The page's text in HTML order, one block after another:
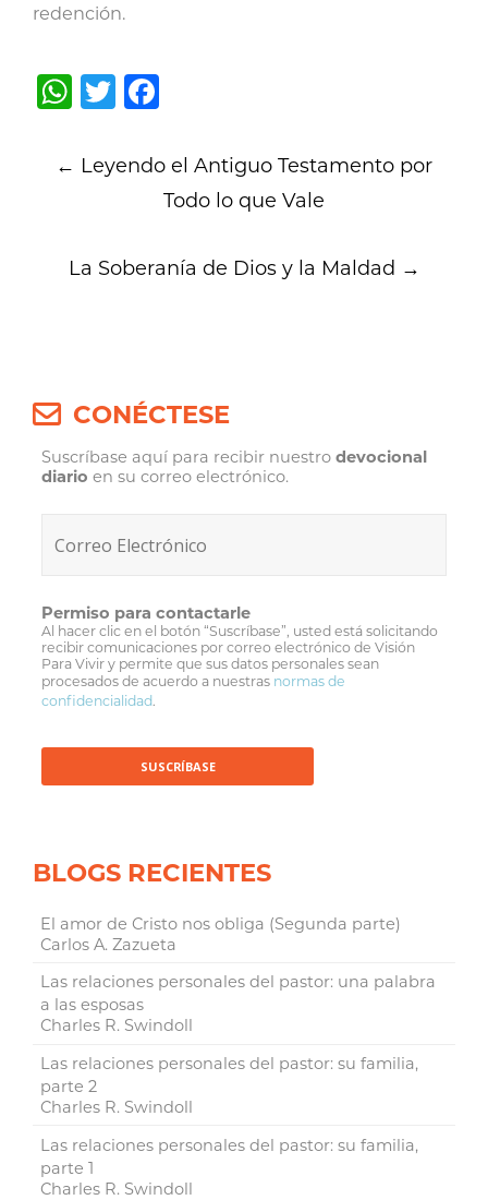
redención.
WhatsApp
Twitter
navigation
← Leyendo el Antiguo Testamento por
Todo lo que Vale
La Soberanía de Dios y la Maldad →
CONÉCTESE
Suscríbase aquí para recibir nuestrodevocional
diario en su correo electrónico.
Permiso para contactarle
Al hacer clic en el botón “Suscríbase”, usted está solicitando
recibir comunicaciones por correo electrónico de Visión
Para Vivir y permite que sus datos personales sean
procesados de acuerdo a nuestras normas de
confidencialidad.
BLOGS RECIENTES
El amor de Cristo nos obliga (Segunda parte)
Carlos A. Zazueta
Las relaciones personales del pastor: una palabra
a las esposas
Charles R. Swindoll
Las relaciones personales del pastor: su familia,
parte 2
Charles R. Swindoll
Las relaciones personales del pastor: su familia,
parte 1
Charles R. Swindoll